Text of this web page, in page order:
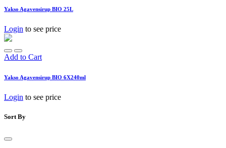
Yakso Agavensirup BIO 25L
Login to see price
Add to Cart
Yakso Agavensirup BIO 6X240ml
Login to see price
Sort By